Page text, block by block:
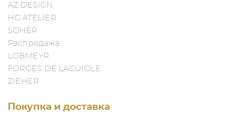
AZ DESIGN
HG ATELIER
SOHER
Распродажа
LOBMEYR
FORGES DE LAGUIOLE
ZIEHER
Покупка и доставка